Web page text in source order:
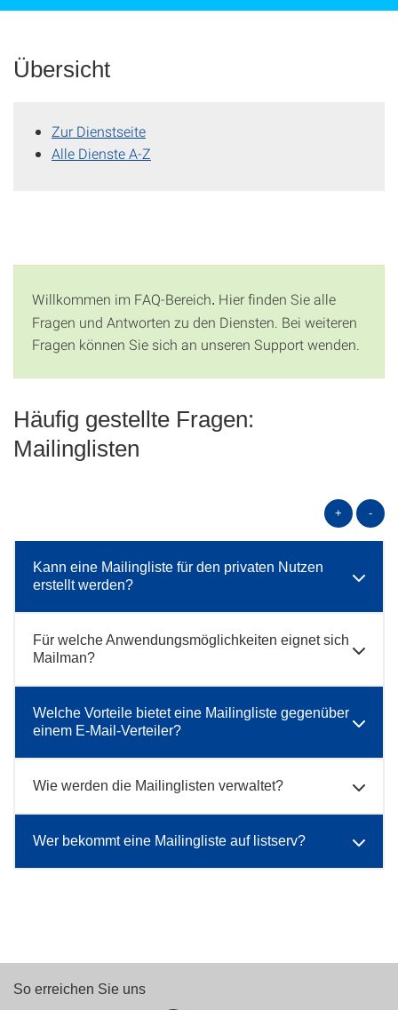
Übersicht
Zur Dienstseite
Alle Dienste A-Z
Willkommen im FAQ-Bereich. Hier finden Sie alle
Fragen und Antworten zu den Diensten. Bei weiteren
Fragen können Sie sich an unseren Support wenden.
Häufig gestellte Fragen:
Mailinglisten
+ -
Kann eine Mailingliste für den privaten Nutzen
erstellt werden?
Für welche Anwendungsmöglichkeiten eignet sich
Mailman?
Welche Vorteile bietet eine Mailingliste gegenüber
einem E-Mail-Verteiler?
Wie werden die Mailinglisten verwaltet?
Wer bekommt eine Mailingliste auf listserv?
So erreichen Sie uns